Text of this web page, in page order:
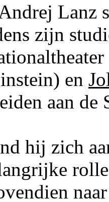
Lanz
zijn
en
aan de
hij zich